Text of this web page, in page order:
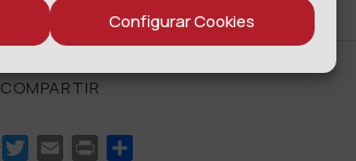
Configurar Cookies
COMPARTIR
Facebook
Twitter
Email Print